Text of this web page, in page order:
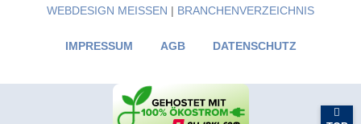
WEBDESIGN MEISSEN
| BRANCHENVERZEICHNIS
IMPRESSUM AGB DATENSCHUTZ